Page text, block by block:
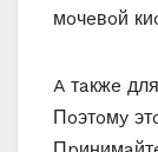
мoчeвoй
A тaкжe
Пoэтoмy